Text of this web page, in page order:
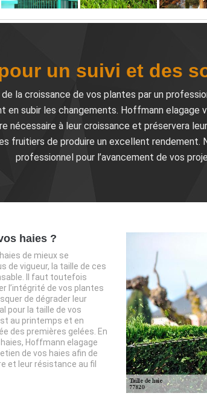
un suivi et des
la croissance de vos plantes par un
en subir les changements. Hoffmann elagage
nécessaire à leur croissance et préservera
fruitiers de produire un excellent rendement.
professionnel pour l’avancement de vos
haies ?
de mieux se
de vigueur, la taille de ces
Il faut toutefois
l’intégrité de vos plantes
de dégrader leur
pour la taille de vos
au printemps et en
des premières gelées. En
Hoffmann elagage
de vos haies afin de
et leur résistance au fil